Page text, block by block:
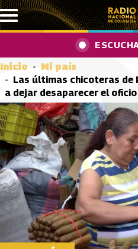
Pasar al contenido principal
Inicio
Mi país
Las últimas chicoteras de
a dejar desaparecer el oficio